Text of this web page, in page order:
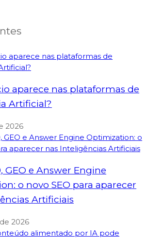
aparece nas plataformas de
Artificial?
2026
GEO e Answer Engine
o novo SEO para aparecer
Artificiais
2026